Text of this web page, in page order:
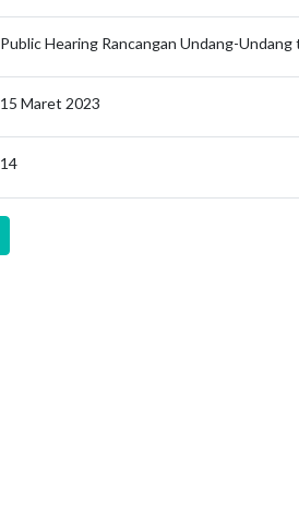
Public Hearing Rancangan Undang-
15 Maret 2023
14